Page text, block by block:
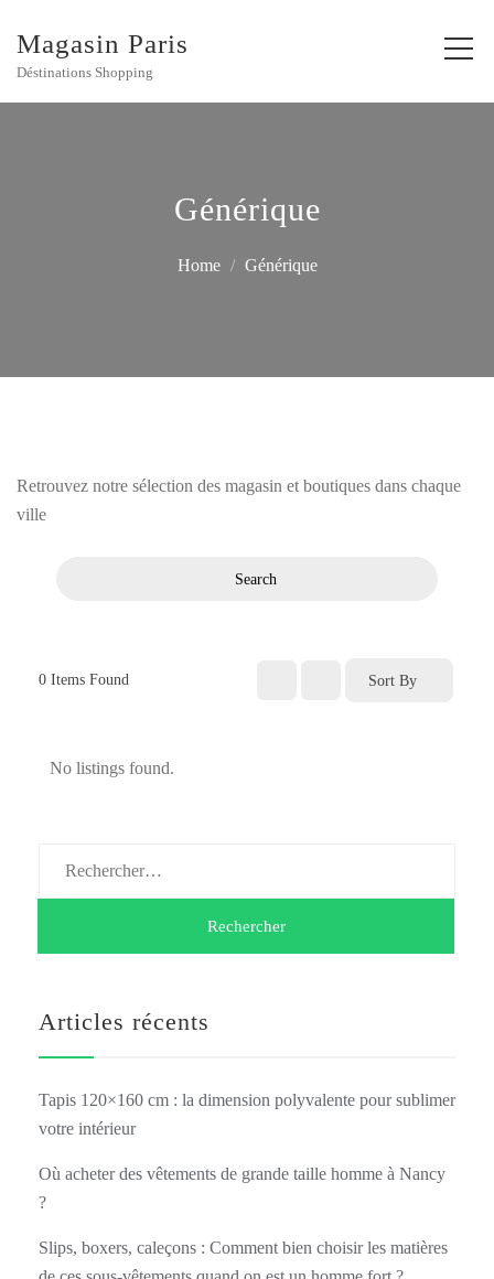
Magasin Paris
Déstinations Shopping
Générique
Home Générique
Retrouvez notre sélection des magasin et boutiques dans chaque
ville
Search
0 Items Found Sort By
No listings found.
Articles récents
Tapis 120×160 cm : la dimension polyvalente pour sublimer
votre intérieur
Où acheter des vêtements de grande taille homme à Nancy
?
Slips, boxers, caleçons : Comment bien choisir les matières